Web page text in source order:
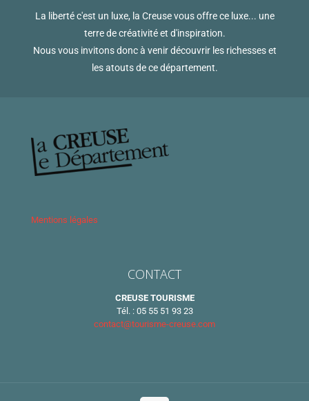
La liberté c'est un luxe, la Creuse vous offre ce luxe... une
terre de créativité et d'inspiration.
Nous vous invitons donc à venir découvrir les richesses et
les atouts de ce département.
Mentions légales
CONTACT
CREUSE TOURISME
Tél. : 05 55 51 93 23
contact@tourisme-creuse.com